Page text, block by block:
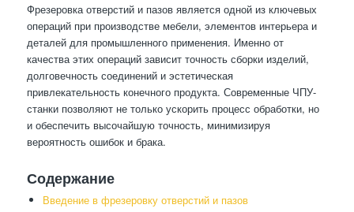
Фрезеровка отверстий и пазов является одной из ключевых
операций при производстве мебели, элементов интерьера и
деталей для промышленного применения. Именно от
качества этих операций зависит точность сборки изделий,
долговечность соединений и эстетическая
привлекательность конечного продукта. Современные ЧПУ-
станки позволяют не только ускорить процесс обработки, но
и обеспечить высочайшую точность, минимизируя
вероятность ошибок и брака.
Содержание
Введение в фрезеровку отверстий и пазов